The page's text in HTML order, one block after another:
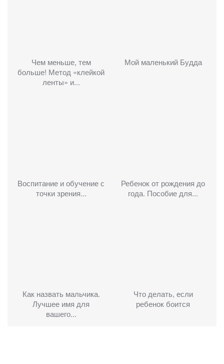
Чем меньше, тем
больше! Метод «клейкой
ленты» и...
Мой маленький Будда
Воспитание и обучение с
точки зрения...
Ребенок от рождения до
года. Пособие для...
Как назвать мальчика.
Лучшее имя для
вашего...
Что делать, если
ребенок боится